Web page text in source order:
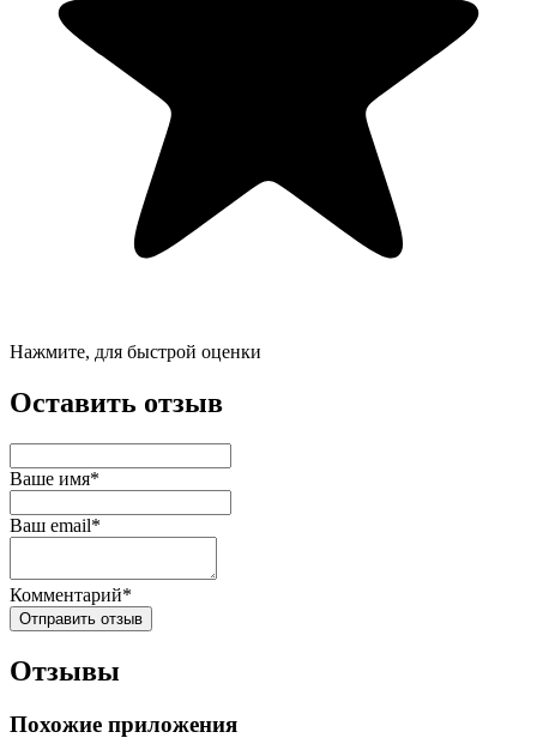
Нажмите, для быстрой оценки
Оставить отзыв
Ваше имя*
Ваш email*
Комментарий*
Отправить отзыв
Отзывы
Похожие приложения